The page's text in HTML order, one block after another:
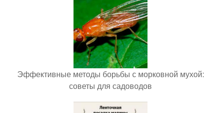
Эффективные методы борьбы с морковной мухой:
советы для садоводов